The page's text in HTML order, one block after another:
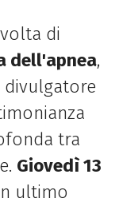
di
dell'apnea,
divulgatore
tra
Giovedì 13
ultimo